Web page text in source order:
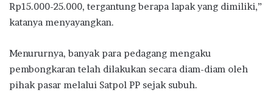
Rp15.000-25.000, tergantung berapa lapak yang dimiliki,”
katanya menyayangkan.
Menururnya, banyak para pedagang mengaku
pembongkaran telah dilakukan secara diam-diam oleh
pihak pasar melalui Satpol PP sejak subuh.